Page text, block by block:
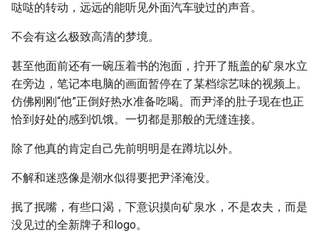
哒哒的转动，远远的能听见外面汽车驶过的声音。
不会有这么极致高清的梦境。
甚至他面前还有一碗压着书的泡面，拧开了瓶盖的矿泉水立
在旁边，笔记本电脑的画面暂停在了某档综艺味的视频上。
仿佛刚刚“他”正倒好热水准备吃喝。而尹泽的肚子现在也正
恰到好处的感到饥饿。一切都是那般的无缝连接。
除了他真的肯定自己先前明明是在蹲坑以外。
不解和迷惑像是潮水似得要把尹泽淹没。
抿了抿嘴，有些口渴，下意识摸向矿泉水，不是农夫，而是
没见过的全新牌子和logo。